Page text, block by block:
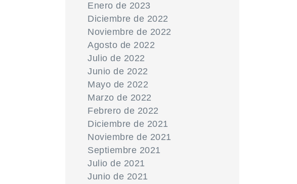
Enero de 2023
Diciembre de 2022
Noviembre de 2022
Agosto de 2022
Julio de 2022
Junio de 2022
Mayo de 2022
Marzo de 2022
Febrero de 2022
Diciembre de 2021
Noviembre de 2021
Septiembre 2021
Julio de 2021
Junio de 2021